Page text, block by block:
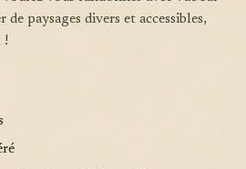
paysages divers et accessibles,
!